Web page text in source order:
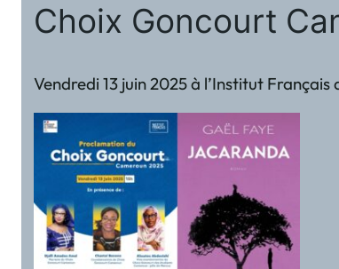
Choix Goncourt
Vendredi 13 juin 2025 à l’Institut